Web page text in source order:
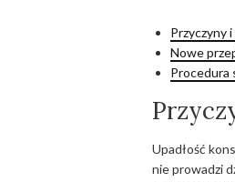
Przyczyny
Nowe
Procedura
Upadłość
nie prowadzi